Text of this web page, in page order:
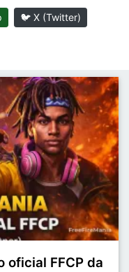
🐦 X (Twitter)
oficial FFCP da